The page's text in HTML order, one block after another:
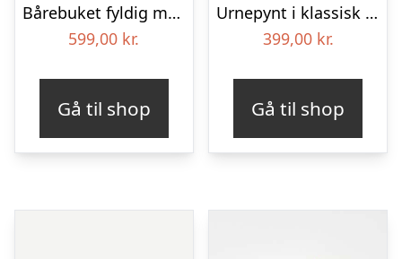
Bårebuket fyldig med bånd
599,00 kr.
Gå til shop
Urnepynt i klassisk stil – rød og hvid
399,00 kr.
Gå til shop